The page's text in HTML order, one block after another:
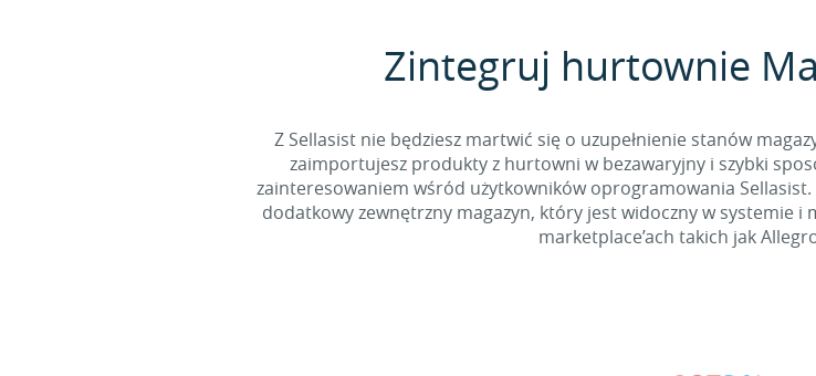
Zintegruj hurtownie
Z Sellasist nie będziesz martwić się o uzupełnienie stanów
zaimportujesz produkty z hurtowni w bezawaryjny i szybki
zainteresowaniem wśród użytkowników oprogramowania
dodatkowy zewnętrzny magazyn, który jest widoczny w systemie i
marketplace’ach takich jak